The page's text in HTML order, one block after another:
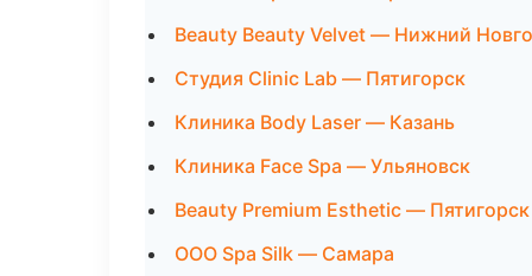
Beauty Beauty Velvet — Нижний
Студия Clinic Lab — Пятигорск
Клиника Body Laser — Казань
Клиника Face Spa — Ульяновск
Beauty Premium Esthetic — Пятигорск
ООО Spa Silk — Самара